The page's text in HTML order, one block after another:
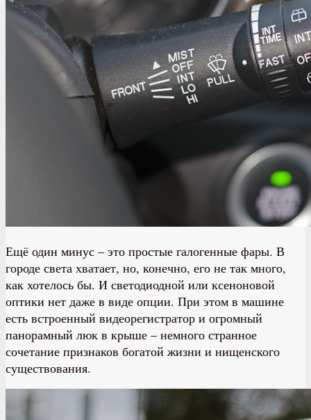
Ещё один минус – это простые галогенные фары. В
городе света хватает, но, конечно, его не так много,
как хотелось бы. И светодиодной или ксеноновой
оптики нет даже в виде опции. При этом в машине
есть встроенный видеорегистратор и огромный
панорамный люк в крыше – немного странное
сочетание признаков богатой жизни и нищенского
существования.